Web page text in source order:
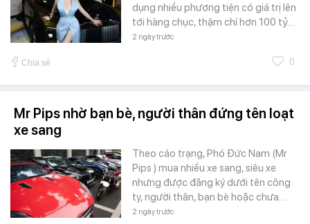
dụng nhiều phương tiện có giá trị lên
tới hàng chục, thậm chí hơn 100 tỷ…
2 ngày trước
Chia sẻ 0
Mr Pips nhờ bạn bè, người thân đứng tên loạt
xe sang
Theo cáo trạng, Phó Đức Nam (Mr
Pips ) mua nhiều xe sang, siêu xe
nhưng được đăng ký dưới tên công
ty, người thân, bạn bè hoặc chưa…
2 ngày trước